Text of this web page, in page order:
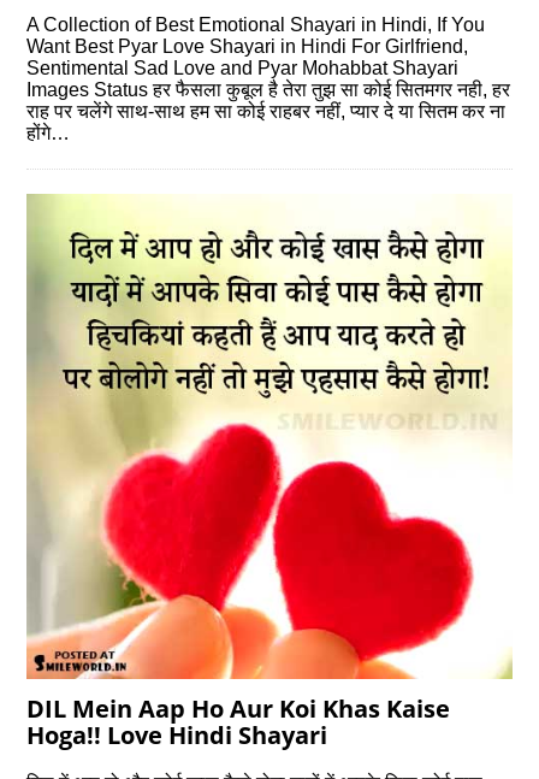
A Collection of Best Emotional Shayari in Hindi, If You
Want Best Pyar Love Shayari in Hindi For Girlfriend,
Sentimental Sad Love and Pyar Mohabbat Shayari
Images Status हर फैसला कुबूल है तेरा तुझ सा कोई सितमगर नही, हर
राह पर चलेंगे साथ-साथ हम सा कोई राहबर नहीं, प्यार दे या सितम कर ना
होंगे…
DIL Mein Aap Ho Aur Koi Khas Kaise
Hoga!! Love Hindi Shayari